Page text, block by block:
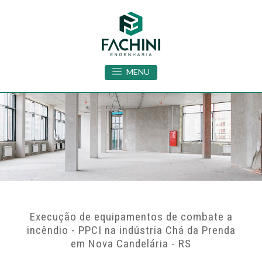
MENU
Execução de equipamentos de combate a
incêndio - PPCI na indústria Chá da Prenda
em Nova Candelária - RS